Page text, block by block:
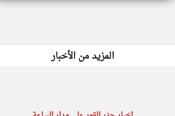
المزيد من الأخبار